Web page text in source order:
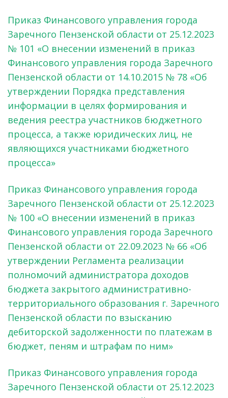
Приказ Финансового управления города
Заречного Пензенской области от 25.12.2023
№ 101 «О внесении изменений в приказ
Финансового управления города Заречного
Пензенской области от 14.10.2015 № 78 «Об
утверждении Порядка представления
информации в целях формирования и
ведения реестра участников бюджетного
процесса, а также юридических лиц, не
являющихся участниками бюджетного
процесса»
Приказ Финансового управления города
Заречного Пензенской области от 25.12.2023
№ 100 «О внесении изменений в приказ
Финансового управления города Заречного
Пензенской области от 22.09.2023 № 66 «Об
утверждении Регламента реализации
полномочий администратора доходов
бюджета закрытого административно-
территориального образования г. Заречного
Пензенской области по взысканию
дебиторской задолженности по платежам в
бюджет, пеням и штрафам по ним»
Приказ Финансового управления города
Заречного Пензенской области от 25.12.2023